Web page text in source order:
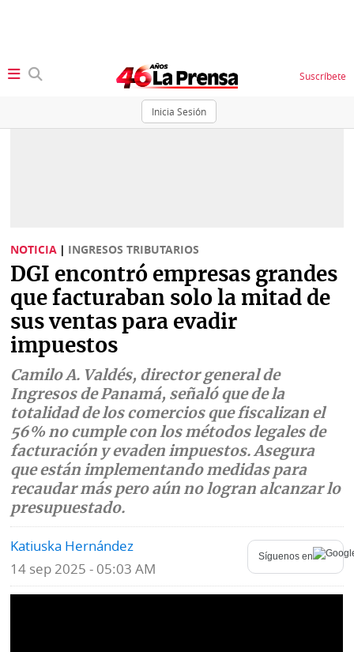
Inicia Sesión
Suscríbete
Sociedad
Judiciales
Política
Economía
Mundo
Deportes
Tecnología
Ponle
la
Firma
Status
K
Vivir+
Blogs
Fotografías
Videos
Fe
de
erratas
Historias
NOTICIA | INGRESOS TRIBUTARIOS
DGI encontró empresas grandes
que facturaban solo la mitad de
sus ventas para evadir
impuestos
Camilo A. Valdés, director general de
Ingresos de Panamá, señaló que de la
totalidad de los comercios que fiscalizan el
56% no cumple con los métodos legales de
facturación y evaden impuestos. Asegura
que están implementando medidas para
recaudar más pero aún no logran alcanzar lo
presupuestado.
Katiuska Hernández
14 sep 2025 - 05:03 AM
Síguenos en